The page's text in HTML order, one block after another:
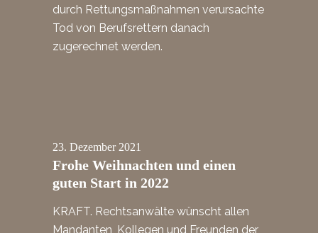
durch Rettungsmaßnahmen verursachte
Tod von Berufsrettern danach
zugerechnet werden.
23. Dezember 2021
Frohe Weihnachten und einen
guten Start in 2022
KRAFT. Rechtsanwälte wünscht allen
Mandanten, Kollegen und Freunden der